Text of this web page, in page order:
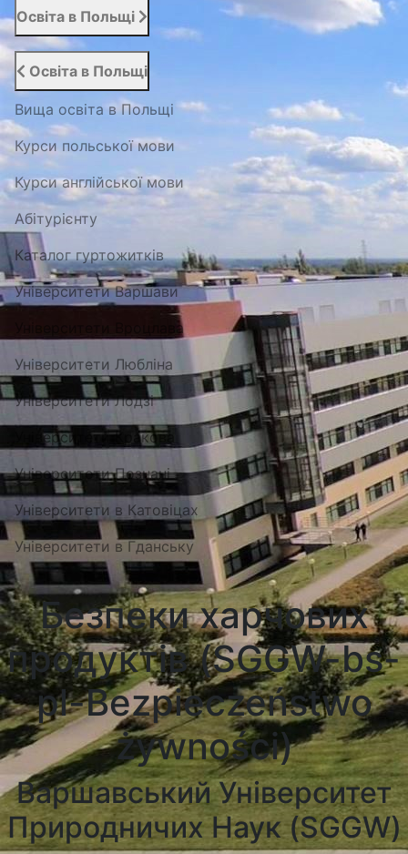
Освіта в Польщі
Освіта в Польщі
Вища освіта в Польщі
Курси польської мови
Курси англійської мови
Абітурієнту
Каталог гуртожитків
Університети Варшави
Університети Вроцлава
Університети Любліна
Університети Лодзі
Університети Кракова
Університети Познані
Університети в Катовіцах
Університети в Гданську
Безпеки харчових
продуктів (SGGW-bs-
pl-Bezpieczeństwo
żywności)
Варшавський Університет
Природничих Наук (SGGW)